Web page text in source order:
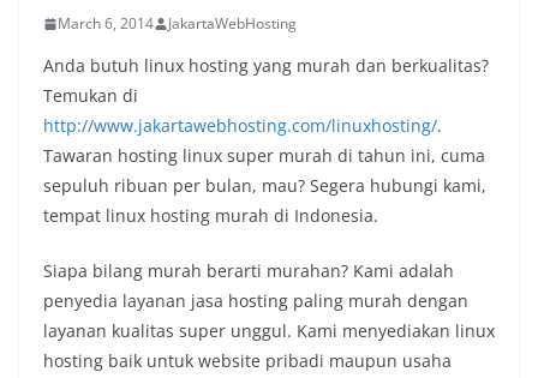
March 6, 2014 JakartaWebHosting
Anda butuh linux hosting yang murah dan berkualitas?
Temukan di
http://www.jakartawebhosting.com/linuxhosting/.
Tawaran hosting linux super murah di tahun ini, cuma
sepuluh ribuan per bulan, mau? Segera hubungi kami,
tempat linux hosting murah di Indonesia.
Siapa bilang murah berarti murahan? Kami adalah
penyedia layanan jasa hosting paling murah dengan
layanan kualitas super unggul. Kami menyediakan linux
hosting baik untuk website pribadi maupun usaha